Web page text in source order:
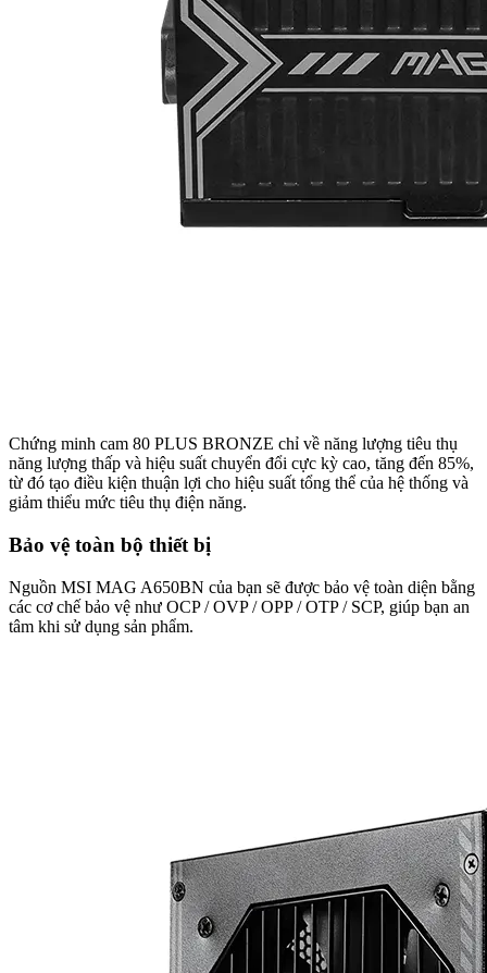
Chứng minh cam 80 PLUS BRONZE chỉ về năng lượng tiêu thụ
năng lượng thấp và hiệu suất chuyển đổi cực kỳ cao, tăng đến 85%,
từ đó tạo điều kiện thuận lợi cho hiệu suất tổng thể của hệ thống và
giảm thiểu mức tiêu thụ điện năng.
Bảo vệ toàn bộ thiết bị
Nguồn MSI MAG A650BN của bạn sẽ được bảo vệ toàn diện bằng
các cơ chế bảo vệ như OCP / OVP / OPP / OTP / SCP, giúp bạn an
tâm khi sử dụng sản phẩm.